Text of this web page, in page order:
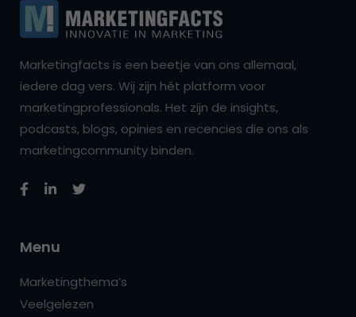
Marketingfacts is een beetje van ons allemaal,
iedere dag vers. Wij zijn hét platform voor
marketingprofessionals. Het zijn de insights,
podcasts, blogs, opinies en recencies die ons als
marketingcommunity binden.
Menu
Marketingthema’s
Veelgelezen